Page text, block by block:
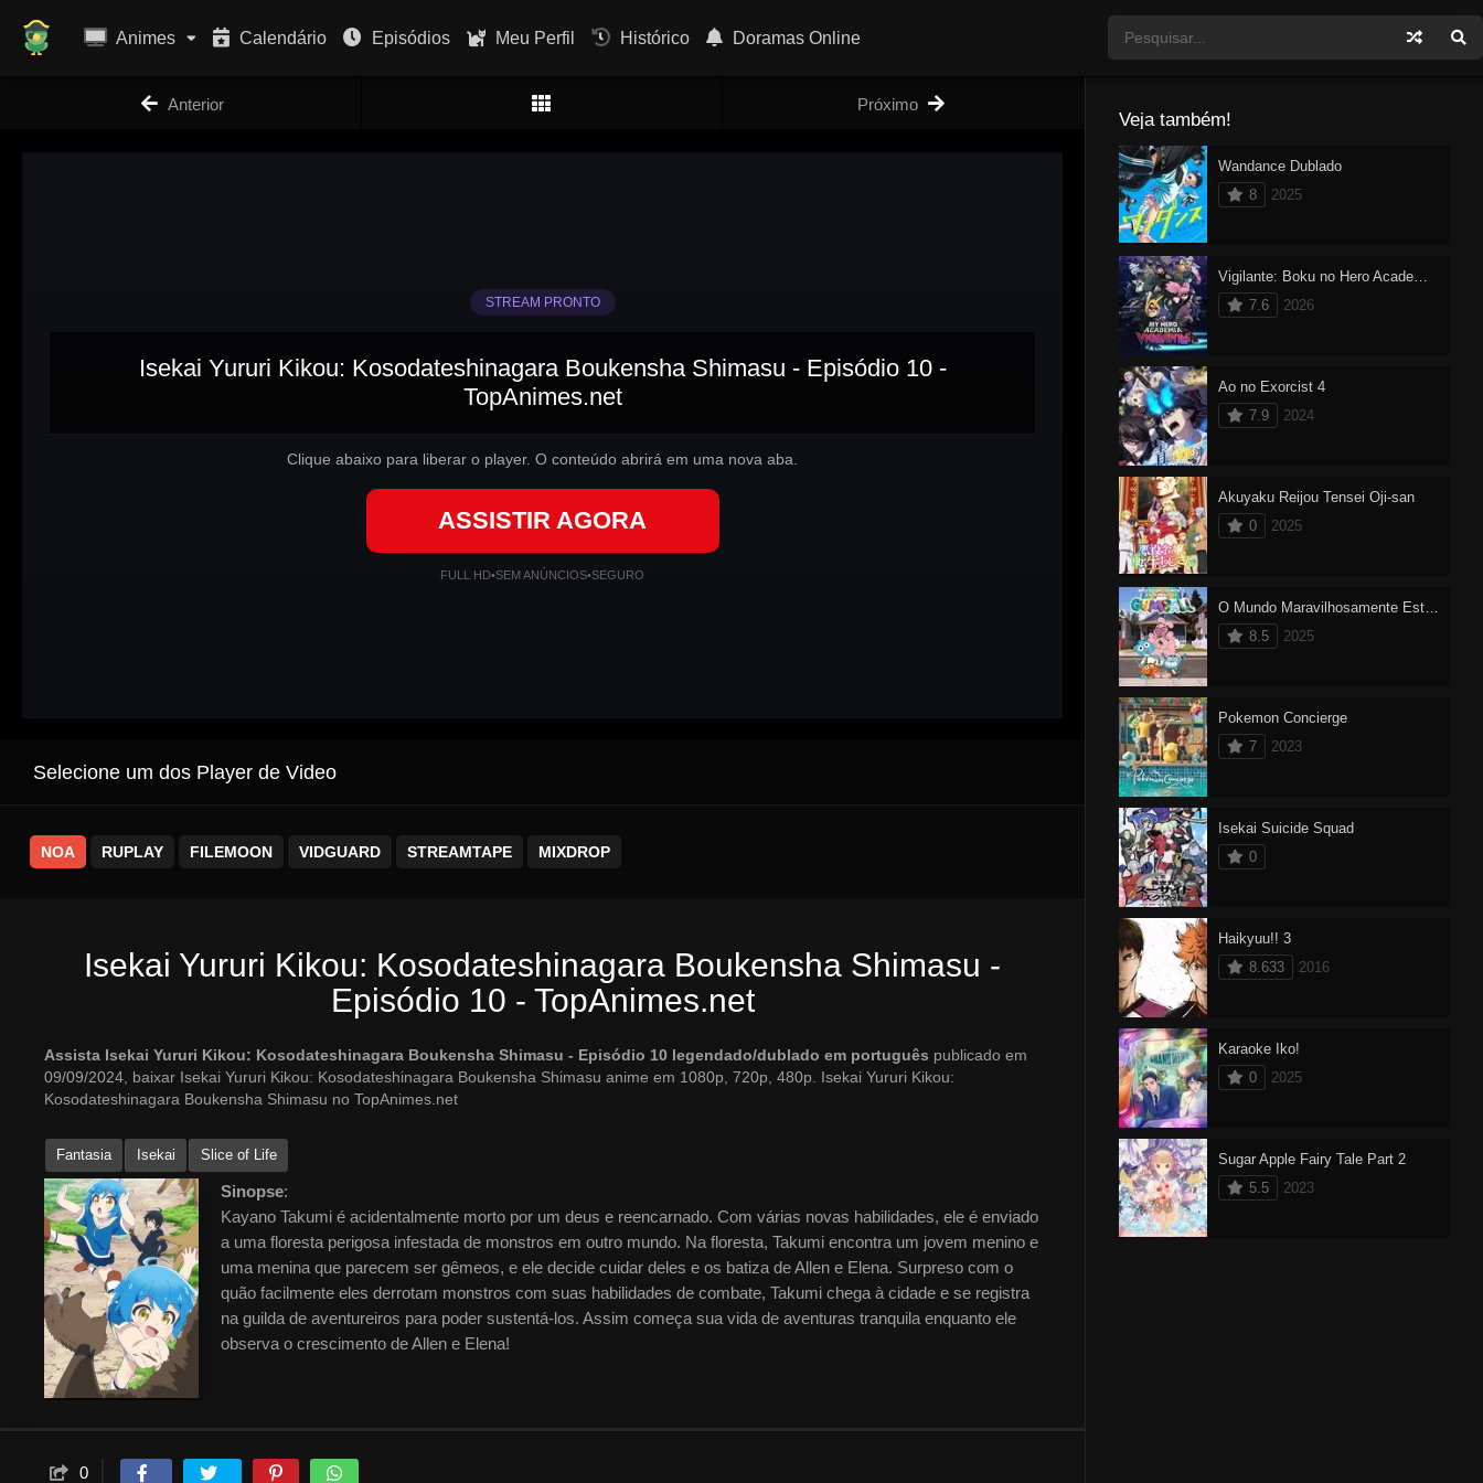
Animes Calendário Episódios Meu Perfil Histórico Doramas Online
Anterior Próximo
STREAM PRONTO
Isekai Yururi Kikou: Kosodateshinagara Boukensha Shimasu - Episódio 10 -
TopAnimes.net
Clique abaixo para liberar o player. O conteúdo abrirá em uma nova aba.
ASSISTIR AGORA
FULL HD•SEM ANÚNCIOS•SEGURO
Selecione um dos Player de Video
NOA RUPLAY FILEMOON VIDGUARD STREAMTAPE MIXDROP
Isekai Yururi Kikou: Kosodateshinagara Boukensha Shimasu -
Episódio 10 - TopAnimes.net
Assista Isekai Yururi Kikou: Kosodateshinagara Boukensha Shimasu - Episódio 10 legendado/dublado em português publicado em
09/09/2024, baixar Isekai Yururi Kikou: Kosodateshinagara Boukensha Shimasu anime em 1080p, 720p, 480p. Isekai Yururi Kikou:
Kosodateshinagara Boukensha Shimasu no TopAnimes.net
Fantasia Isekai Slice of Life
Sinopse:
Kayano Takumi é acidentalmente morto por um deus e reencarnado. Com várias novas habilidades, ele é enviado
a uma floresta perigosa infestada de monstros em outro mundo. Na floresta, Takumi encontra um jovem menino e
uma menina que parecem ser gêmeos, e ele decide cuidar deles e os batiza de Allen e Elena. Surpreso com o
quão facilmente eles derrotam monstros com suas habilidades de combate, Takumi chega à cidade e se registra
na guilda de aventureiros para poder sustentá-los. Assim começa sua vida de aventuras tranquila enquanto ele
observa o crescimento de Allen e Elena!
0
Veja também!
Wandance Dublado
8
2025
Vigilante: Boku no Hero Academia ILLEGALS 2 Dublado
7.6
2026
Ao no Exorcist 4
7.9
2024
Akuyaku Reijou Tensei Oji-san
0
2025
O Mundo Maravilhosamente Estranho de Gumball
8.5
2025
Pokemon Concierge
7
2023
Isekai Suicide Squad
0
Haikyuu!! 3
8.633
2016
Karaoke Iko!
0
2025
Sugar Apple Fairy Tale Part 2
5.5
2023